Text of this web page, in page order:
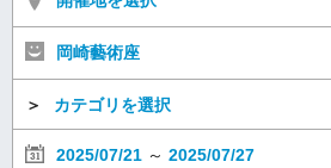
岡崎藝術座
＞ カテゴリを選択
2025/07/21 ～ 2025/07/27